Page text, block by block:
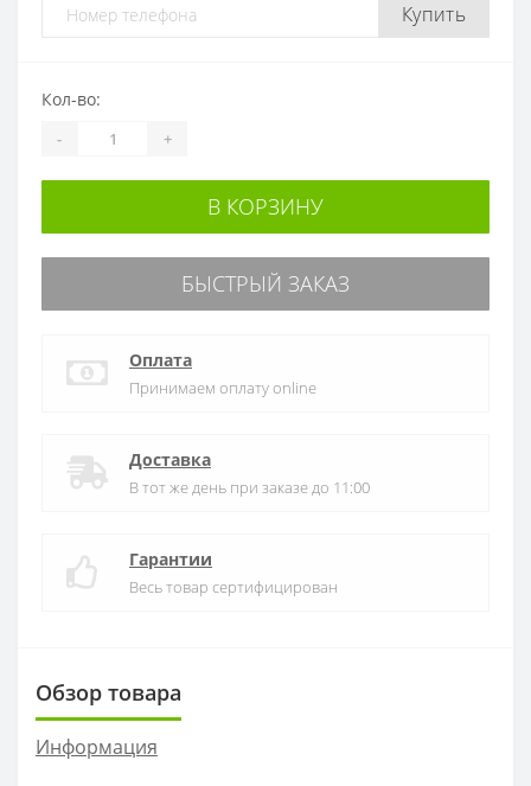
Купить
Кол-во:
- +
В КОРЗИНУ
БЫСТРЫЙ ЗАКАЗ
Оплата
Принимаем оплату online
Доставка
В тот же день при заказе до 11:00
Гарантии
Весь товар сертифицирован
Обзор товара
Информация